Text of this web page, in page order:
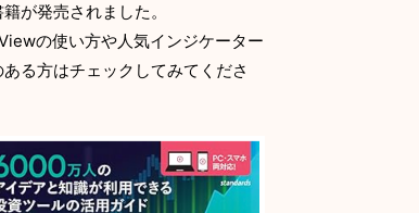
が発売されました。
の使い方や人気インジケーター
る方はチェックしてみてくださ